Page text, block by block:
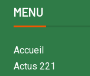
MENU
Accueil
Actus 221